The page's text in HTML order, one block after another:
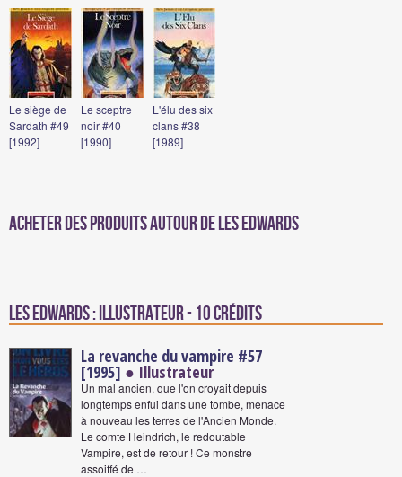
Le siège de
Sardath #49
[1992]
Le sceptre
noir #40
[1990]
L'élu des six
clans #38
[1989]
Acheter des produits autour de Les Edwards
Les Edwards : Illustrateur - 10 crédits
La revanche du vampire #57
[1995] ● Illustrateur
Un mal ancien, que l'on croyait depuis
longtemps enfui dans une tombe, menace
à nouveau les terres de l'Ancien Monde.
Le comte Heindrich, le redoutable
Vampire, est de retour ! Ce monstre
assoiffé de …